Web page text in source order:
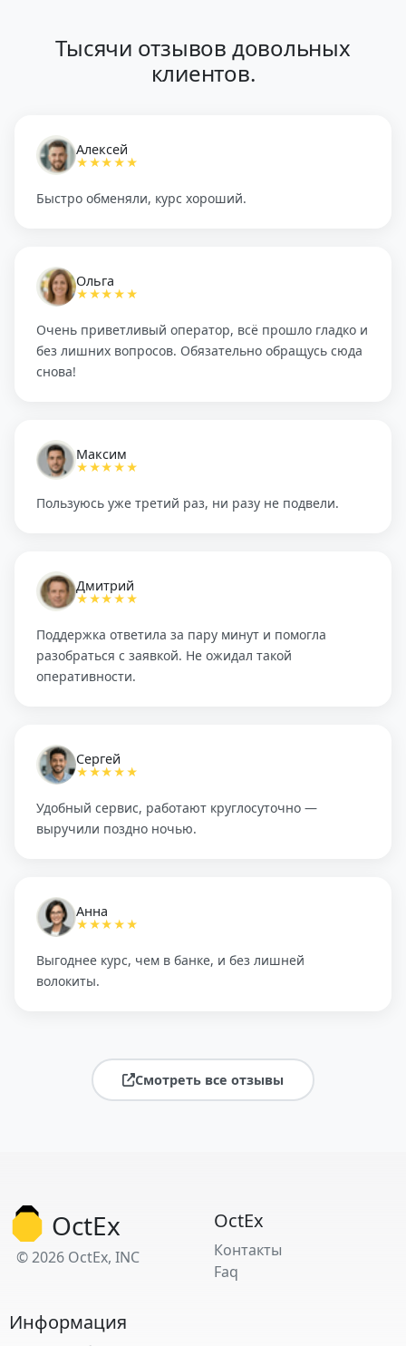
Тысячи отзывов довольных
клиентов.
Алексей
★★★★★
Быстро обменяли, курс хороший.
Ольга
★★★★★
Очень приветливый оператор, всё прошло гладко и
без лишних вопросов. Обязательно обращусь сюда
снова!
Максим
★★★★★
Пользуюсь уже третий раз, ни разу не подвели.
Дмитрий
★★★★★
Поддержка ответила за пару минут и помогла
разобраться с заявкой. Не ожидал такой
оперативности.
Сергей
★★★★★
Удобный сервис, работают круглосуточно —
выручили поздно ночью.
Анна
★★★★★
Выгоднее курс, чем в банке, и без лишней
волокиты.
Смотреть все отзывы
OctEx
© 2026 OctEx, INC
OctEx
Контакты
Faq
Информация